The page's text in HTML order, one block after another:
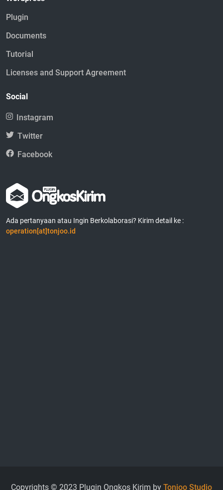
Plugin
Documents
Tutorial
Licenses and Support Agreement
Social
Instagram
Twitter
Facebook
Ada pertanyaan atau Ingin Berkolaborasi? Kirim detail ke :
operation[at]tonjoo.id
Copyrights © 2023 Plugin Ongkos Kirim by Tonjoo Studio